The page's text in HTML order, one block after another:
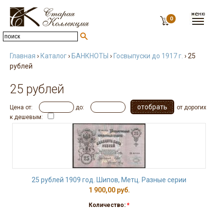
0
Главная › Каталог› БАНКНОТЫ › Госвыпуски до 1917 г. › 25
рублей
25 рублей
Цена от: до:
от дорогих
к дешевым:
25 рублей 1909 год. Шипов, Метц. Разные серии
1 900,00 руб.
Количество: *